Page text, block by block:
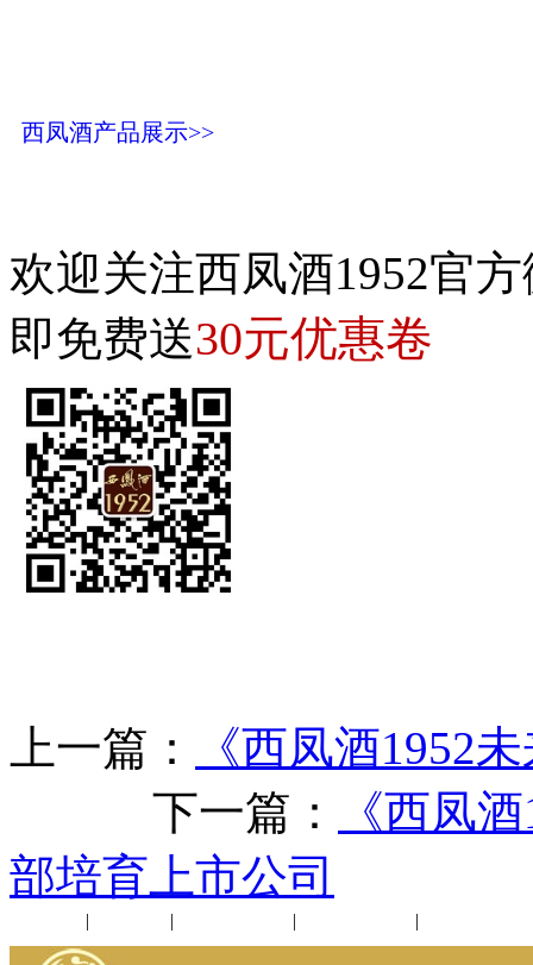
西凤酒产品展示>>
欢迎关注西凤酒1952官
即免费送30元优惠卷
上一篇：
《西凤酒1952
下一篇：
《西凤
部培育上市公司
| | | |